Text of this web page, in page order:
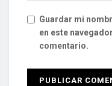
Guardar mi
en este
comentario.